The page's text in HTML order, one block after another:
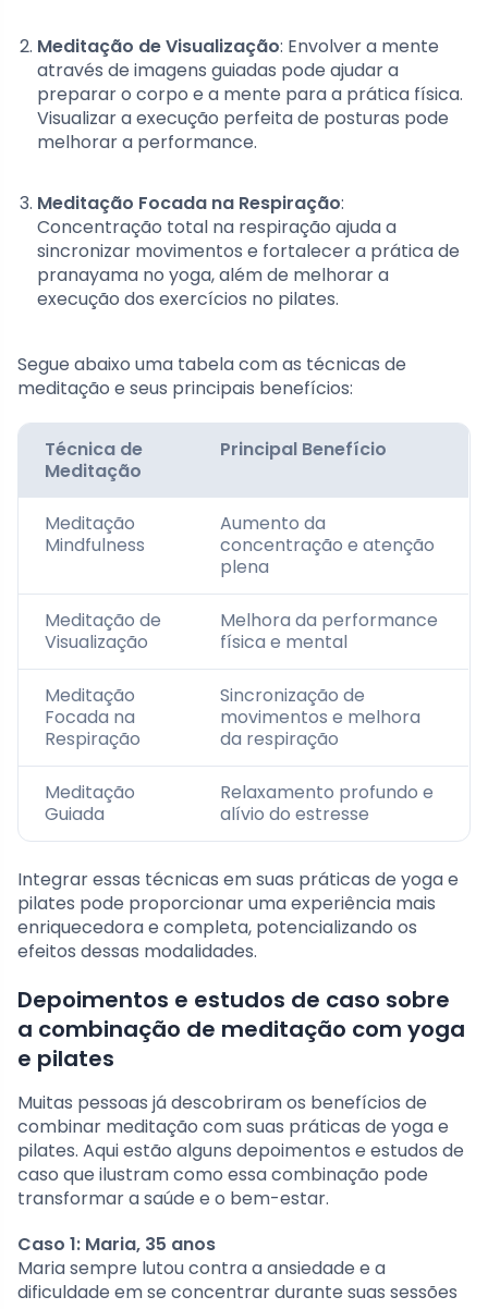
Meditação de Visualização: Envolver a mente
através de imagens guiadas pode ajudar a
preparar o corpo e a mente para a prática física.
Visualizar a execução perfeita de posturas pode
melhorar a performance.
Meditação Focada na Respiração:
Concentração total na respiração ajuda a
sincronizar movimentos e fortalecer a prática de
pranayama no yoga, além de melhorar a
execução dos exercícios no pilates.
Segue abaixo uma tabela com as técnicas de
meditação e seus principais benefícios:
Técnica de
Meditação
Principal Benefício
Meditação
Mindfulness
Aumento da
concentração e atenção
plena
Meditação de
Visualização
Melhora da performance
física e mental
Meditação
Focada na
Respiração
Sincronização de
movimentos e melhora
da respiração
Meditação
Guiada
Relaxamento profundo e
alívio do estresse
Integrar essas técnicas em suas práticas de yoga e
pilates pode proporcionar uma experiência mais
enriquecedora e completa, potencializando os
efeitos dessas modalidades.
Depoimentos e estudos de caso sobre
a combinação de meditação com yoga
e pilates
Muitas pessoas já descobriram os benefícios de
combinar meditação com suas práticas de yoga e
pilates. Aqui estão alguns depoimentos e estudos de
caso que ilustram como essa combinação pode
transformar a saúde e o bem-estar.
Caso 1: Maria, 35 anos
Maria sempre lutou contra a ansiedade e a
dificuldade em se concentrar durante suas sessões